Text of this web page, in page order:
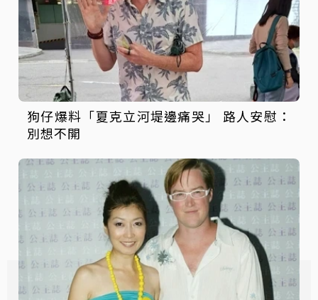
狗仔爆料「夏克立河堤邊痛哭」 路人安慰：
別想不開